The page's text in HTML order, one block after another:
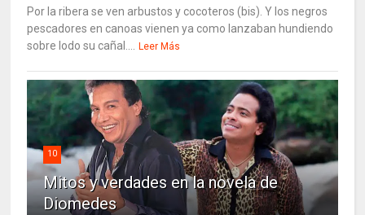
Por la ribera se ven arbustos y cocoteros (bis). Y los negros
pescadores en canoas vienen ya como lanzaban hundiendo
sobre lodo su cañal....
Leer Más
10
Mitos y verdades en la novela de
Diomedes